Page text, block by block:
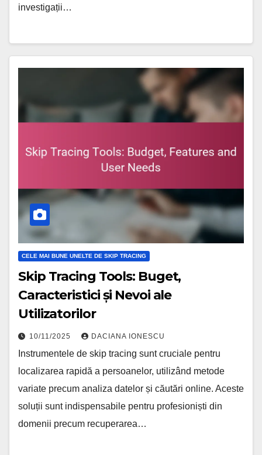
investigații…
CELE MAI BUNE UNELTE DE SKIP TRACING
Skip Tracing Tools: Buget,
Caracteristici și Nevoi ale
Utilizatorilor
10/11/2025 DACIANA IONESCU
Instrumentele de skip tracing sunt cruciale pentru
localizarea rapidă a persoanelor, utilizând metode
variate precum analiza datelor și căutări online. Aceste
soluții sunt indispensabile pentru profesioniști din
domenii precum recuperarea…